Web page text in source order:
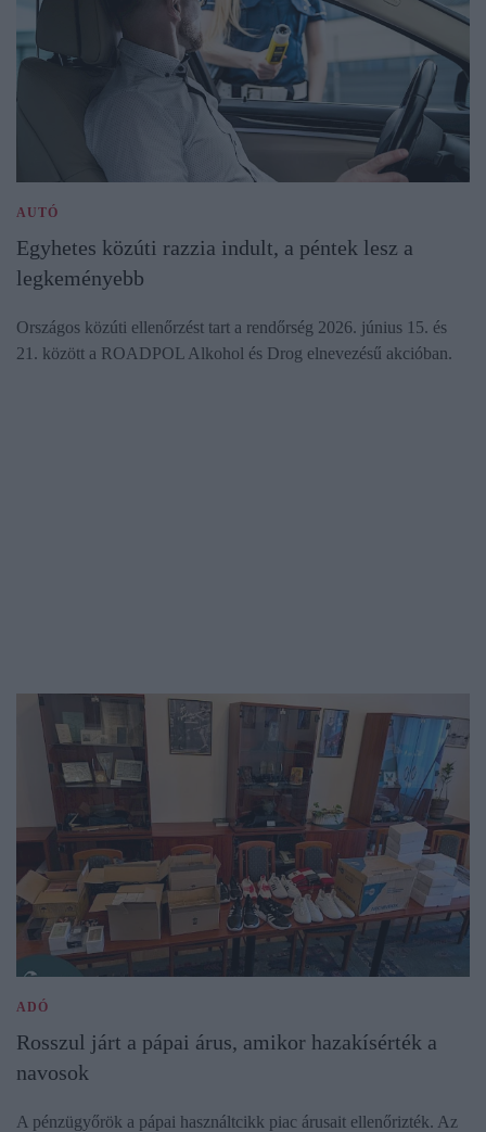
AUTÓ
Egyhetes közúti razzia indult, a péntek lesz a
legkeményebb
Országos közúti ellenőrzést tart a rendőrség 2026. június 15. és
21. között a ROADPOL Alkohol és Drog elnevezésű akcióban.
ADÓ
Rosszul járt a pápai árus, amikor hazakísérték a
navosok
A pénzügyőrök a pápai használtcikk piac árusait ellenőrizték. Az